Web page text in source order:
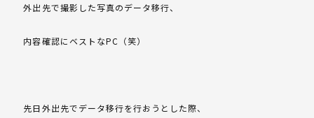
外出先で撮影した写真のデータ移行、
内容確認にベストなPC（笑）
先日外出先でデータ移行を行おうとした際、